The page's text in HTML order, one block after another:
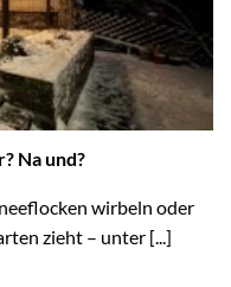
Na und?
wirbeln oder
zieht – unter [...]